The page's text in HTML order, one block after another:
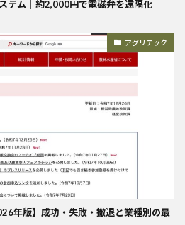
テム｜約2,000円で電磁弁を遠隔化
アグリテック
年版】成功・失敗・撤退と業種別の最